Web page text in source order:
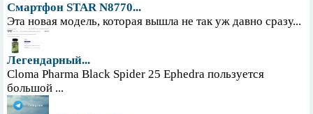
Смартфон STAR N8770...
Эта новая модель, которая вышла не так уж давно сразу...
Легендарный...
Cloma Pharma Black Spider 25 Ephedra пользуется
большой ...